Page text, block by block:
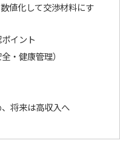
値化して交渉材料にす
イント
・健康管理）
将来は高収入へ